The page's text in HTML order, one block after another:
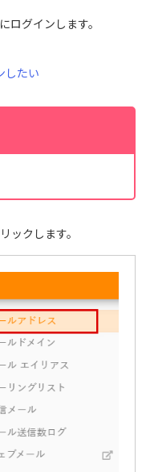
ログインします。
したい
ックします。